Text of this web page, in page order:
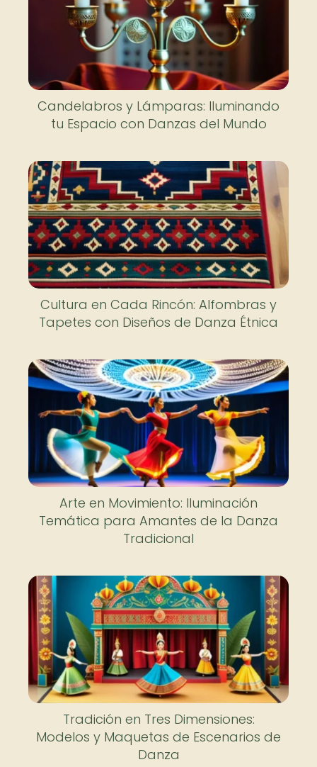
Candelabros y Lámparas: Iluminando
tu Espacio con Danzas del Mundo
Cultura en Cada Rincón: Alfombras y
Tapetes con Diseños de Danza Étnica
Arte en Movimiento: Iluminación
Temática para Amantes de la Danza
Tradicional
Tradición en Tres Dimensiones:
Modelos y Maquetas de Escenarios de
Danza